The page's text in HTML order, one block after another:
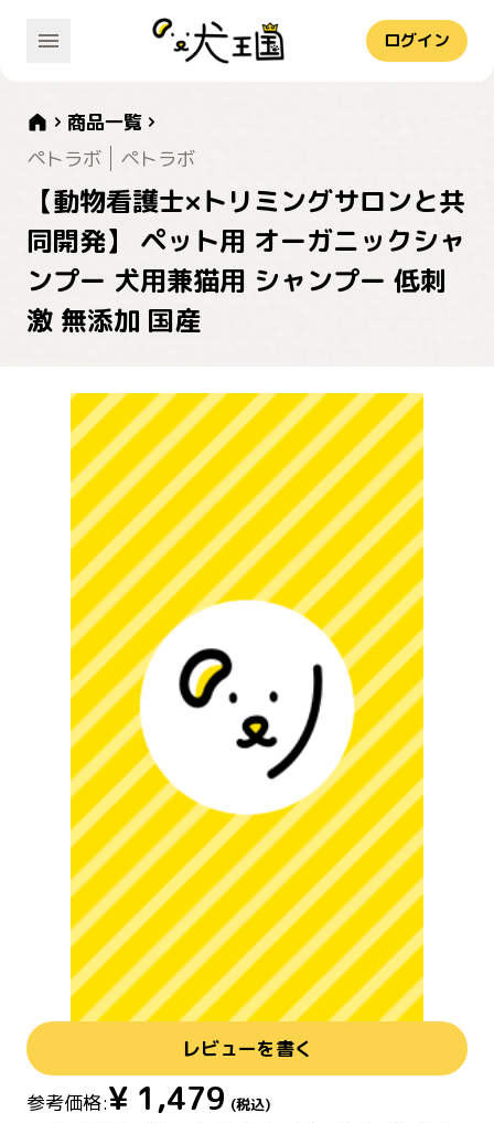
ログイン
商品一覧
ペトラボ
ペトラボ
【動物看護士×トリミングサロンと共
同開発】 ペット用 オーガニックシャ
ンプー 犬用兼猫用 シャンプー 低刺
激 無添加 国産
レビューを書く
参考価格:¥ 1,479 (税込)